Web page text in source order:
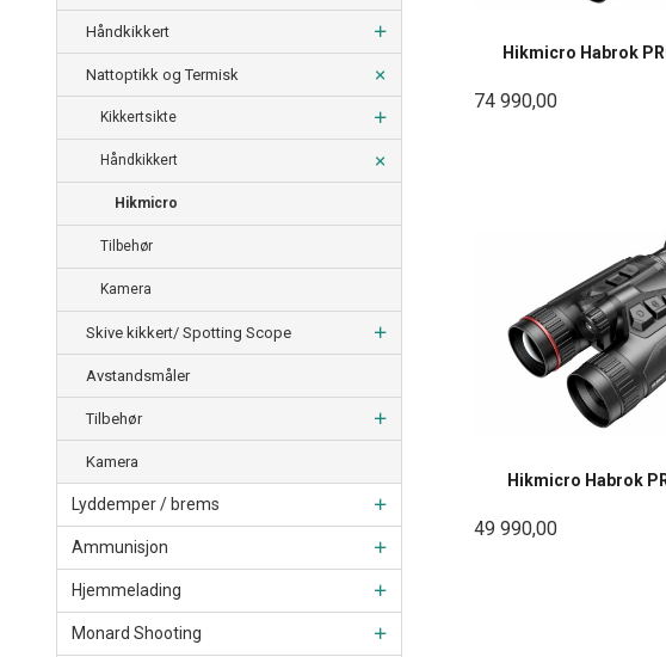
Håndkikkert
Nattoptikk og Termisk
Kikkertsikte
Håndkikkert
Hikmicro
Tilbehør
Kamera
Skive kikkert/ Spotting Scope
Avstandsmåler
Tilbehør
Kamera
Lyddemper / brems
Ammunisjon
Hjemmelading
Monard Shooting
Hikmicro Habrok
74 990,00
Hikmicro Habrok
49 990,00